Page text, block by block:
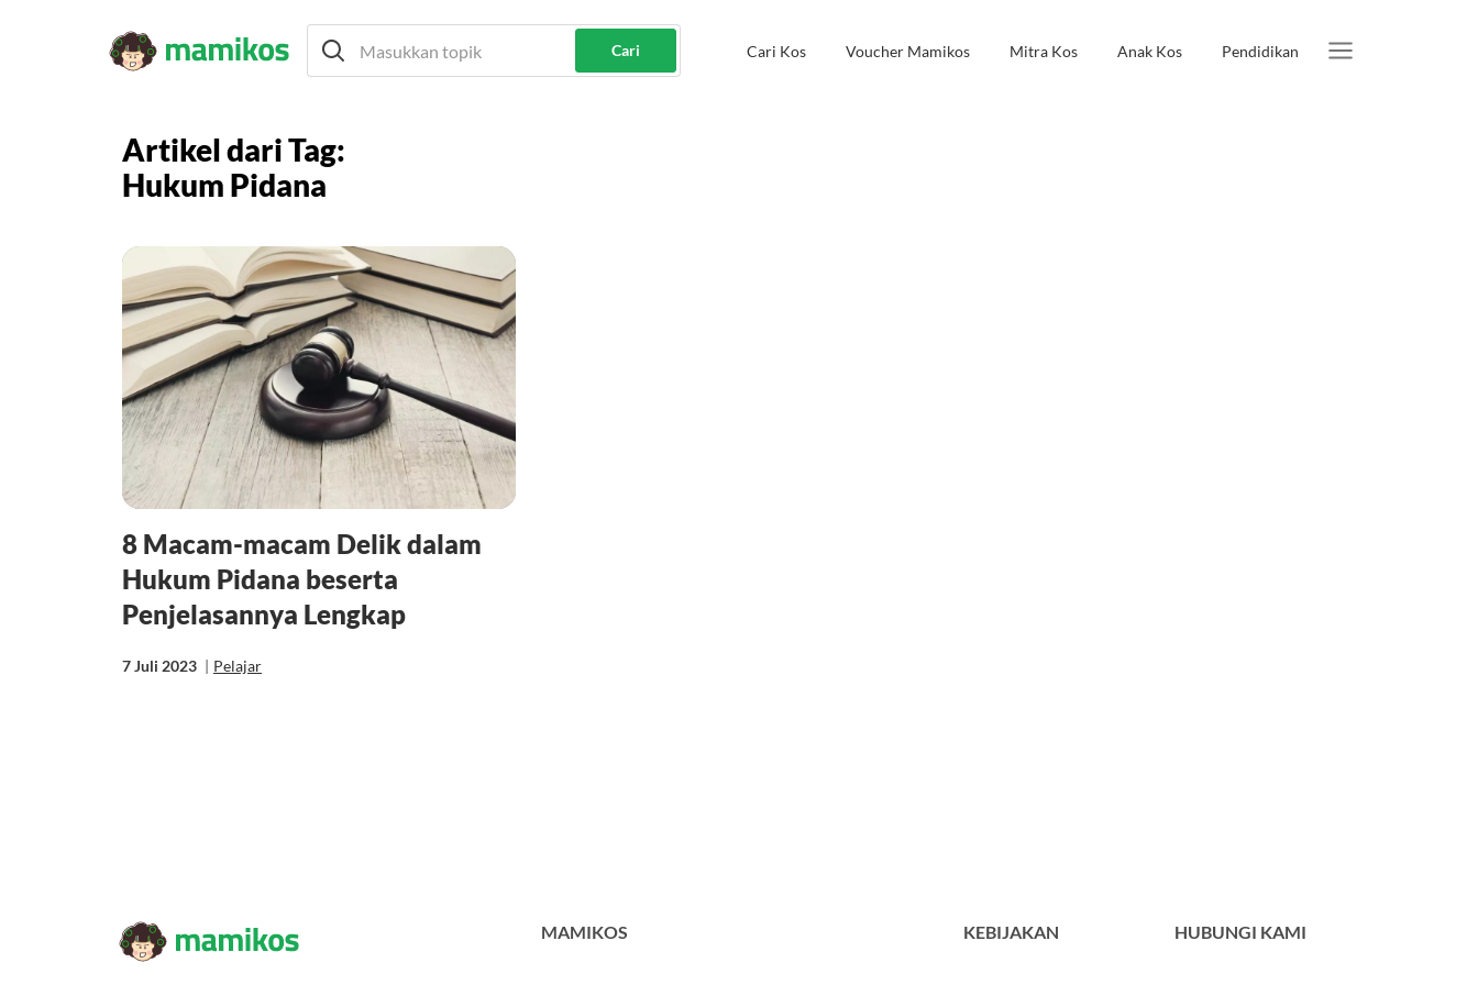
Cari Cari Kos Voucher Mamikos Mitra Kos Anak Kos Pendidikan
Artikel dari Tag:
Hukum Pidana
8 Macam-macam Delik dalam
Hukum Pidana beserta
Penjelasannya Lengkap
7 Juli 2023 | Pelajar
MAMIKOS KEBIJAKAN HUBUNGI KAMI